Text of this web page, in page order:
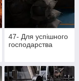
47- Для успішного
господарства